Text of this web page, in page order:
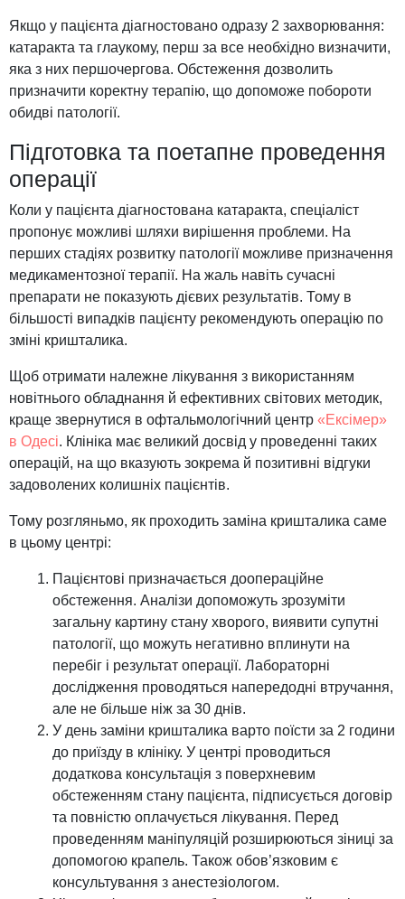
Якщо у пацієнта діагностовано одразу 2 захворювання:
катаракта та глаукому, перш за все необхідно визначити,
яка з них першочергова. Обстеження дозволить
призначити коректну терапію, що допоможе побороти
обидві патології.
Підготовка та поетапне проведення
операції
Коли у пацієнта діагностована катаракта, спеціаліст
пропонує можливі шляхи вирішення проблеми. На
перших стадіях розвитку патології можливе призначення
медикаментозної терапії. На жаль навіть сучасні
препарати не показують дієвих результатів. Тому в
більшості випадків пацієнту рекомендують операцію по
зміні кришталика.
Щоб отримати належне лікування з використанням
новітнього обладнання й ефективних світових методик,
краще звернутися в офтальмологічний центр «Ексімер»
в Одесі. Клініка має великий досвід у проведенні таких
операцій, на що вказують зокрема й позитивні відгуки
задоволених колишніх пацієнтів.
Тому розгляньмо, як проходить заміна кришталика саме
в цьому центрі:
Пацієнтові призначається доопераційне
обстеження. Аналізи допоможуть зрозуміти
загальну картину стану хворого, виявити супутні
патології, що можуть негативно вплинути на
перебіг і результат операції. Лабораторні
дослідження проводяться напередодні втручання,
але не більше ніж за 30 днів.
У день заміни кришталика варто поїсти за 2 години
до приїзду в клініку. У центрі проводиться
додаткова консультація з поверхневим
обстеженням стану пацієнта, підписується договір
та повністю оплачується лікування. Перед
проведенням маніпуляцій розширюються зіниці за
допомогою крапель. Також обов’язковим є
консультування з анестезіологом.